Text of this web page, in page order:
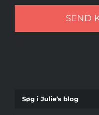
Søg i Julie’s blog